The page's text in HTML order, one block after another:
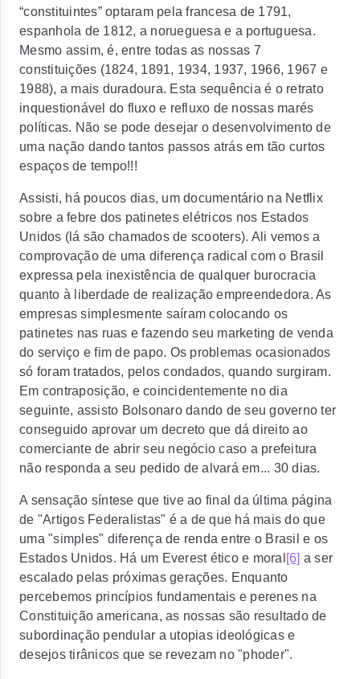
“constituintes” optaram pela francesa de 1791,
espanhola de 1812, a norueguesa e a portuguesa.
Mesmo assim, é, entre todas as nossas 7
constituições (1824, 1891, 1934, 1937, 1966, 1967 e
1988), a mais duradoura. Esta sequência é o retrato
inquestionável do fluxo e refluxo de nossas marés
políticas. Não se pode desejar o desenvolvimento de
uma nação dando tantos passos atrás em tão curtos
espaços de tempo!!!
Assisti, há poucos dias, um documentário na Netflix
sobre a febre dos patinetes elétricos nos Estados
Unidos (lá são chamados de scooters). Ali vemos a
comprovação de uma diferença radical com o Brasil
expressa pela inexistência de qualquer burocracia
quanto à liberdade de realização empreendedora. As
empresas simplesmente saíram colocando os
patinetes nas ruas e fazendo seu marketing de venda
do serviço e fim de papo. Os problemas ocasionados
só foram tratados, pelos condados, quando surgiram.
Em contraposição, e coincidentemente no dia
seguinte, assisto Bolsonaro dando de seu governo ter
conseguido aprovar um decreto que dá direito ao
comerciante de abrir seu negócio caso a prefeitura
não responda a seu pedido de alvará em... 30 dias.
A sensação síntese que tive ao final da última página
de "Artigos Federalistas" é a de que há mais do que
uma "simples" diferença de renda entre o Brasil e os
Estados Unidos. Há um Everest ético e moral [6] a ser
escalado pelas próximas gerações. Enquanto
percebemos princípios fundamentais e perenes na
Constituição americana, as nossas são resultado de
subordinação pendular a utopias ideológicas e
desejos tirânicos que se revezam no "phoder".